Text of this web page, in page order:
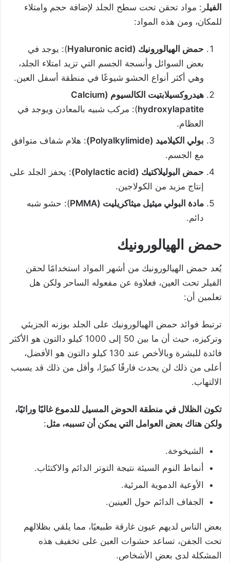
الفيلر: مواد تحقن تحت سطح الجلد لإضافة حجم وامتلاء
للمكان، ومن هذه المواد:
حمض الهيالورونيك (Hyaluronic acid
): يوجد في
بعض السوائل وأنسجة الجسم التي تزيد امتلاء الجلد،
وهي أكثر أنواع الحشو شيوعًا في منطقة أسفل العين.
هيدروكسيلابتيت الكالسيوم (Calcium
hydroxylapatite): مركب شبيه بالمعادن ويوجد في
العظام.
بولي الكيلاميد (Polyalkylimide)
: هلام شفاف متوافق
مع الجسم.
حمض البوليلاكتيك (Polylactic acid)
: يحفز الجلد على
إنتاج مزيد من الكولاجين.
مادة البولي ميثيل ميثاكريليت (PMMA
): حشو شبه
دائم.
حمض الهيالورونيك
يُعد حمض الهيالورونيك من أشهر المواد استخدامًا لحقن
الفيلر تحت العين، فعلاوة عن مفعوله الساحر ولكن هل
تعلمين أن:
ترتبط فوائد حمض الهيالورونيك على الجلد بوزنه الجزيئي
وتركيزه، حيث أن ما بين 50 إلى 1000 كيلو دالتون هو الأكثر
فائدة للبشرة وبالأخص عند 130 كيلو دالتون هو الأفضل،
أعلى من ذلك لن يحدث فارقًا كبيرًا، وأقل من ذلك قد يسبب
الالتهاب.
تكون الظلال في منطقة الحوض المسيل للدموع غالبًا وراثيًا،
ولكن هناك بعض العوامل التي يمكن أن تسببه، مثل:
الشيخوخة.
أنماط النوم السيئة نتيجة التوتر الدائم والاكتئاب.
الأوعية الدموية المرئية.
الجفاف الدائم حول العينين.
بعض الناس لديهم عيون غارقة طبيعيًا، مما يلقي بظلالهم
تحت الجفن، تساعد حشوات العين على تخفيف هذه
المشكلة لدى بعض الأشخاص.